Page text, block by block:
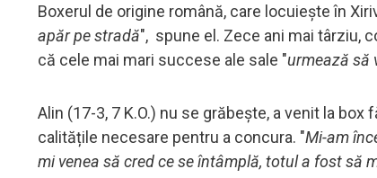
Boxerul de origine română, care locuiește în
apăr pe stradă", spune el. Zece ani mai târziu,
că cele mai mari succese ale sale "urmează să
Alin (17-3, 7 K.O.) nu se grăbește, a venit la
calitățile necesare pentru a concura. "Mi-am
mi venea să cred ce se întâmplă, totul a fost să